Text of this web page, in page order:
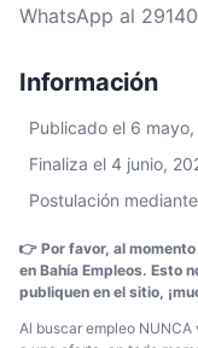
WhatsApp al
Información
Publicado el 6
Finaliza el 4 junio,
Postulación
👉 Por favor, al
en Bahía Empleos. Esto
publiquen en el sitio,
Al buscar empleo